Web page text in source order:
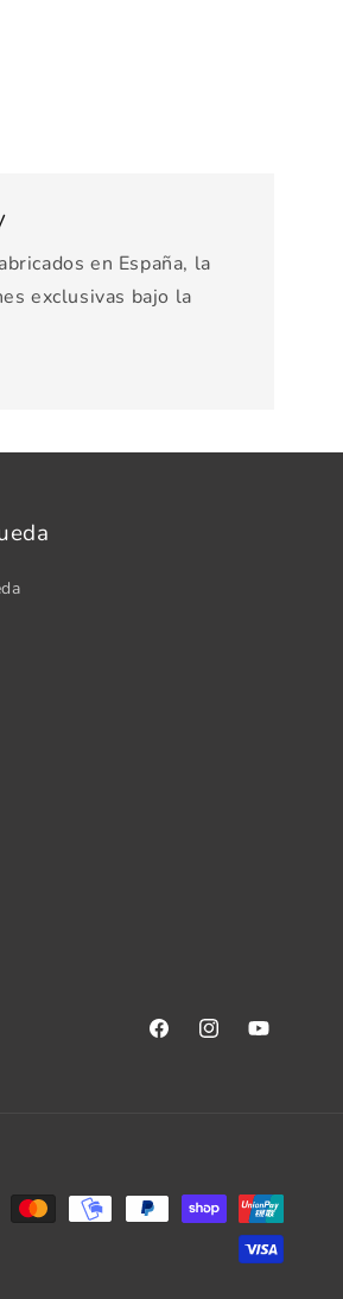
en España, la
exclusivas bajo la
FacebookInstagramYouTube